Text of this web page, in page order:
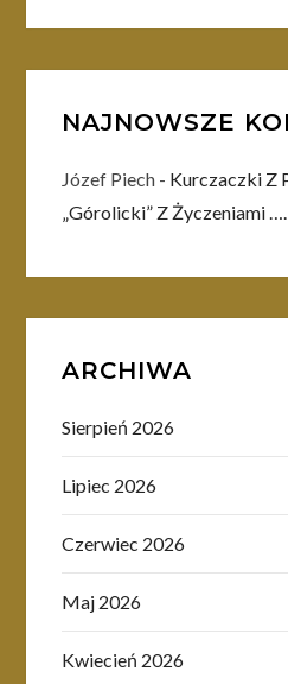
NAJNOWSZE
Józef Piech - Kurczaczki Z
„Górolicki” Z Życzeniami ….
ARCHIWA
Sierpień 2026
Lipiec 2026
Czerwiec 2026
Maj 2026
Kwiecień 2026